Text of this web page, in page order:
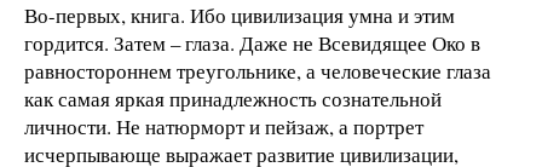
Во-первых, книга. Ибо цивилизация умна и этим
гордится. Затем – глаза. Даже не Всевидящее Око в
равностороннем треугольнике, а человеческие глаза
как самая яркая принадлежность сознательной
личности. Не натюрморт и пейзаж, а портрет
исчерпывающе выражает развитие цивилизации,